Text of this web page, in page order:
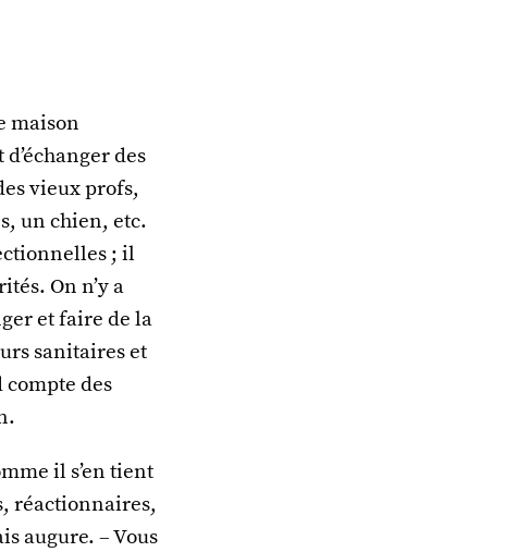
maison
des
vieux profs,
un chien, etc.
; il
On n’y a
et faire de la
sanitaires et
compte des
il s’en tient
réactionnaires,
augure. – Vous